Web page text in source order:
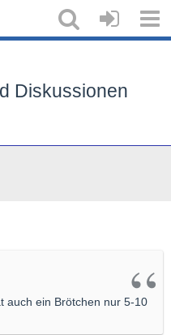
Diskussionen
auch ein Brötchen nur 5-10